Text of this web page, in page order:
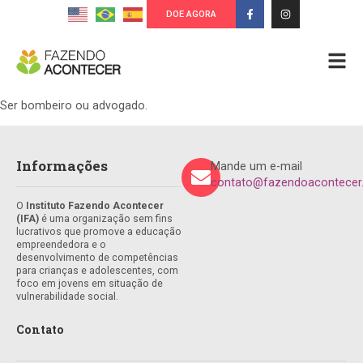
DOE AGORA
Ser bombeiro ou advogado.
Informações
O Instituto Fazendo Acontecer
(IFA) é uma organização sem fins
lucrativos que promove a educação
empreendedora e o
desenvolvimento de competências
para crianças e adolescentes, com
foco em jovens em situação de
vulnerabilidade social.
Contato
Mande um e-mail